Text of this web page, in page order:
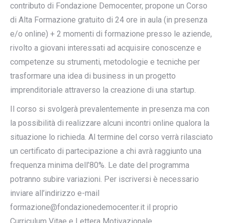
contributo di Fondazione Democenter, propone un Corso
di Alta Formazione gratuito di 24 ore in aula (in presenza
e/o online) + 2 momenti di formazione presso le aziende,
rivolto a giovani interessati ad acquisire conoscenze e
competenze su strumenti, metodologie e tecniche per
trasformare una idea di business in un progetto
imprenditoriale attraverso la creazione di una startup.
Il corso si svolgerà prevalentemente in presenza ma con
la possibilità di realizzare alcuni incontri online qualora la
situazione lo richieda. Al termine del corso verrà rilasciato
un certificato di partecipazione a chi avrà raggiunto una
frequenza minima dell’80%. Le date del programma
potranno subire variazioni. Per iscriversi è necessario
inviare all’indirizzo e-mail
formazione@fondazionedemocenter.it il proprio